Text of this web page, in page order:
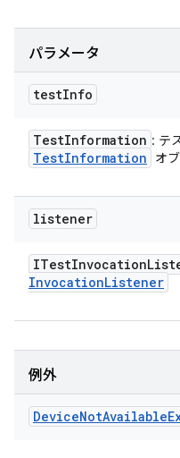
パラメータ
testInfo
TestInformation : テ
TestInformation オ
listener
ITestInvocation
InvocationListener
例外
DeviceNotAvailable